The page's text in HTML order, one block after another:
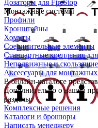
Дозаторы для FireStop
Монтажные системы
Профили
Кронштейны
Хомуты
Соединительные элементы
Стандартные крепления
Неподвижные и
Аксессуары для
В онлайн-каталоге
Дополнительно о нашей
разделы:
Комплексные решения
Каталоги и брошюры
Написать менеджеру